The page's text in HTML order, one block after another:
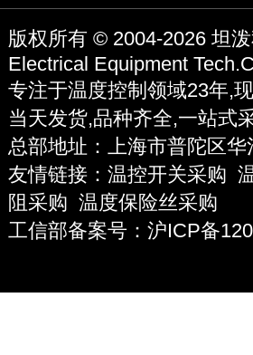
版权所有 © 2004-2026 坦
Electrical Equipment
专注于温度控制领域23年,
当天发货,品种齐全,一站式
总部地址：上海市普陀区
友情链接： 温控开关采购
阻采购 温度保险丝采购
工信部备案号：沪ICP备